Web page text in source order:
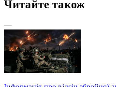
Читайте також
—